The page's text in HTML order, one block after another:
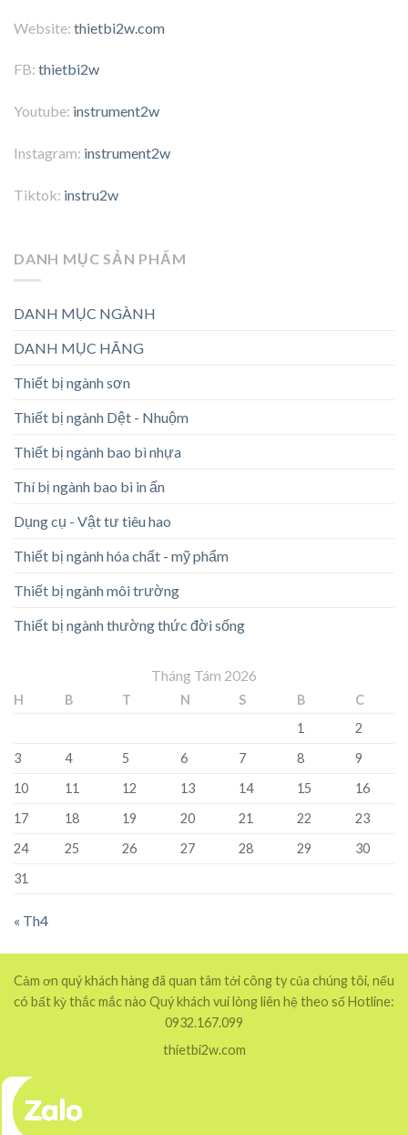
Website: thietbi2w.com
FB: thietbi2w
Youtube: instrument2w
Instagram: instrument2w
Tiktok: instru2w
DANH MỤC SẢN PHẨM
DANH MỤC NGÀNH
DANH MỤC HÃNG
Thiết bị ngành sơn
Thiết bị ngành Dệt - Nhuộm
Thiết bị ngành bao bì nhựa
Thí bị ngành bao bì in ấn
Dụng cụ - Vật tư tiêu hao
Thiết bị ngành hóa chất - mỹ phẩm
Thiết bị ngành môi trường
Thiết bị ngành thường thức đời sống
Tháng Tám 2026
H B T N S B
C
1
2
3
4 5 6 7 8
9
10
11 12 13 14 15
16
17
18 19 20 21 22
23
24
25 26 27 28 29
30
31
« Th4
Cảm ơn quý khách hàng đã quan tâm tới công ty của chúng tôi, nếu
có bất kỳ thắc mắc nào Quý khách vui lòng liên hệ theo số Hotline:
0932.167.099
thietbi2w.com